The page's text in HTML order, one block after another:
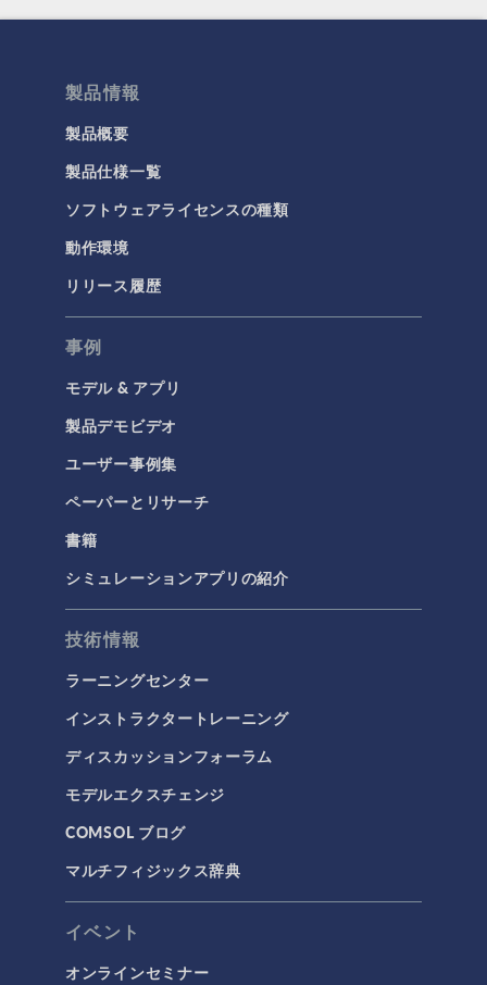
製品情報
製品概要
製品仕様一覧
ソフトウェアライセンスの種類
動作環境
リリース履歴
事例
モデル & アプリ
製品デモビデオ
ユーザー事例集
ペーパーとリサーチ
書籍
シミュレーションアプリの紹介
技術情報
ラーニングセンター
インストラクタートレーニング
ディスカッションフォーラム
モデルエクスチェンジ
COMSOL ブログ
マルチフィジックス辞典
イベント
オンラインセミナー